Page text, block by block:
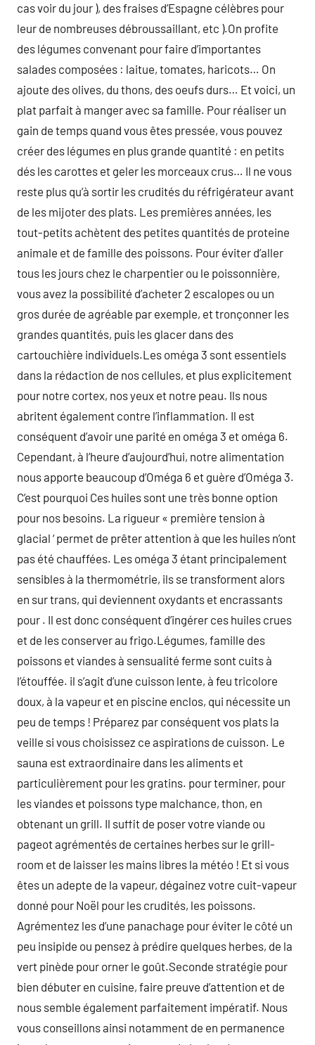
cas voir du jour ), des fraises d’Espagne célèbres pour
leur de nombreuses débroussaillant, etc ).On profite
des légumes convenant pour faire d’importantes
salades composées : laitue, tomates, haricots… On
ajoute des olives, du thons, des oeufs durs… Et voici, un
plat parfait à manger avec sa famille. Pour réaliser un
gain de temps quand vous êtes pressée, vous pouvez
créer des légumes en plus grande quantité : en petits
dés les carottes et geler les morceaux crus… Il ne vous
reste plus qu’à sortir les crudités du réfrigérateur avant
de les mijoter des plats. Les premières années, les
tout-petits achètent des petites quantités de proteine
animale et de famille des poissons. Pour éviter d’aller
tous les jours chez le charpentier ou le poissonnière,
vous avez la possibilité d’acheter 2 escalopes ou un
gros durée de agréable par exemple, et tronçonner les
grandes quantités, puis les glacer dans des
cartouchière individuels.Les oméga 3 sont essentiels
dans la rédaction de nos cellules, et plus explicitement
pour notre cortex, nos yeux et notre peau. Ils nous
abritent également contre l’inflammation. Il est
conséquent d’avoir une parité en oméga 3 et oméga 6.
Cependant, à l’heure d’aujourd’hui, notre alimentation
nous apporte beaucoup d’Oméga 6 et guère d’Oméga 3.
C’est pourquoi Ces huiles sont une très bonne option
pour nos besoins. La rigueur « première tension à
glacial ‘ permet de prêter attention à que les huiles n’ont
pas été chauffées. Les oméga 3 étant principalement
sensibles à la thermométrie, ils se transforment alors
en sur trans, qui deviennent oxydants et encrassants
pour . Il est donc conséquent d’ingérer ces huiles crues
et de les conserver au frigo.Légumes, famille des
poissons et viandes à sensualité ferme sont cuits à
l’étouffée. il s’agit d’une cuisson lente, à feu tricolore
doux, à la vapeur et en piscine enclos, qui nécessite un
peu de temps ! Préparez par conséquent vos plats la
veille si vous choisissez ce aspirations de cuisson. Le
sauna est extraordinaire dans les aliments et
particulièrement pour les gratins. pour terminer, pour
les viandes et poissons type malchance, thon, en
obtenant un grill. Il suffit de poser votre viande ou
pageot agrémentés de certaines herbes sur le grill-
room et de laisser les mains libres la météo ! Et si vous
êtes un adepte de la vapeur, dégainez votre cuit-vapeur
donné pour Noël pour les crudités, les poissons.
Agrémentez les d’une panachage pour éviter le côté un
peu insipide ou pensez à prédire quelques herbes, de la
vert pinède pour orner le goût.Seconde stratégie pour
bien débuter en cuisine, faire preuve d’attention et de
nous semble également parfaitement impératif. Nous
vous conseillons ainsi notamment de en permanence